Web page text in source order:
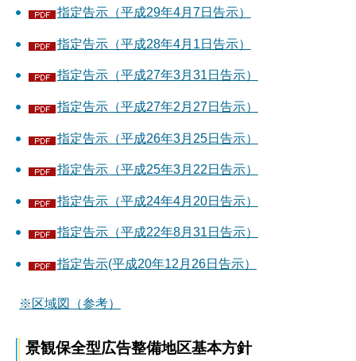
指定告示（平成29年4月7日告示）
指定告示（平成28年4月1日告示）
指定告示（平成27年3月31日告示）
指定告示（平成27年2月27日告示）
指定告示（平成26年3月25日告示）
指定告示（平成25年3月22日告示）
指定告示（平成24年4月20日告示）
指定告示（平成22年8月31日告示）
指定告示(平成20年12月26日告示）
※区域図（参考）
景観保全型広告整備地区基本方針